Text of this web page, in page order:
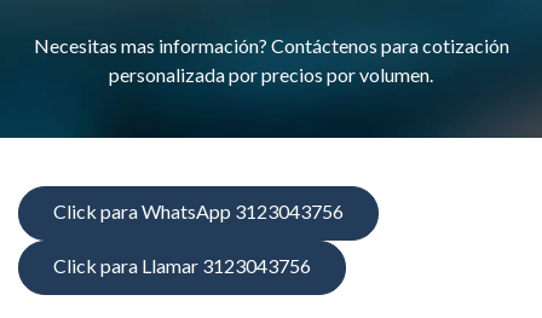
Necesitas mas información? Contáctenos para cotización
personalizada por precios por volumen.
Click para WhatsApp 3123043756
Click para Llamar 3123043756